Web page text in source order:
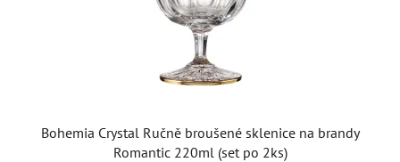
Bohemia Crystal Ručně broušené sklenice na brandy
Romantic 220ml (set po 2ks)